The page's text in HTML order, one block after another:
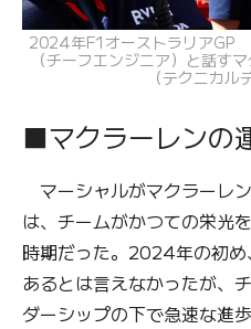
2024年F1オーストラリアGP
（チーフエンジニア）と話す
（テクニカル
■マクラーレンの
マーシャルがマクラーレ
は、チームがかつての栄光
時期だった。2024年の初
あるとは言えなかったが、
ダーシップの下で急速な進